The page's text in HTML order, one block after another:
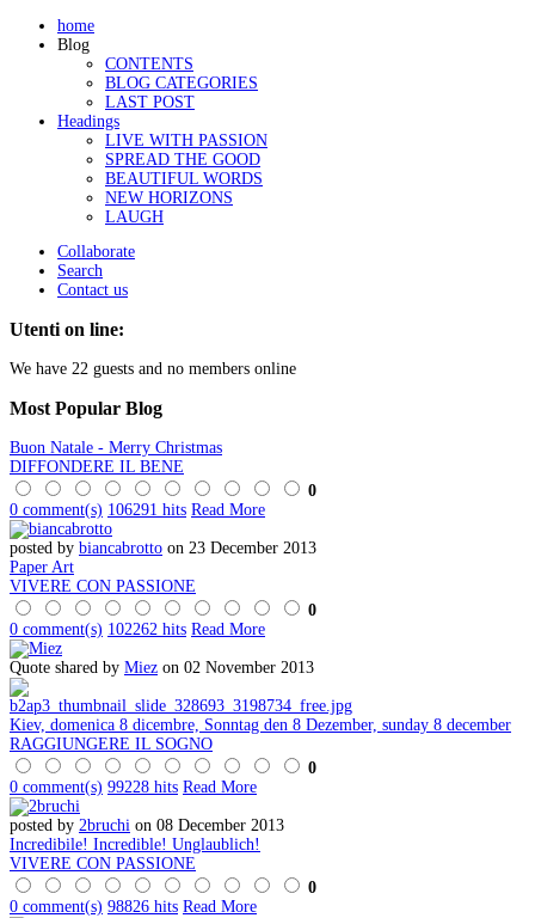
home
Blog
CONTENTS
BLOG CATEGORIES
LAST POST
Headings
LIVE WITH PASSION
SPREAD THE GOOD
BEAUTIFUL WORDS
NEW HORIZONS
LAUGH
Collaborate
Search
Contact us
Utenti on line:
We have 22 guests and no members online
Most Popular Blog
Buon Natale - Merry Christmas
DIFFONDERE IL BENE
0
0 comment(s) 106291 hits Read More
posted by biancabrotto on 23 December 2013
Paper Art
VIVERE CON PASSIONE
0
0 comment(s) 102262 hits Read More
Quote shared by Miez on 02 November 2013
Kiev, domenica 8 dicembre, Sonntag den 8 Dezember, sunday 8 december
RAGGIUNGERE IL SOGNO
0
0 comment(s) 99228 hits Read More
posted by 2bruchi on 08 December 2013
Incredibile! Incredible! Unglaublich!
VIVERE CON PASSIONE
0
0 comment(s) 98826 hits Read More